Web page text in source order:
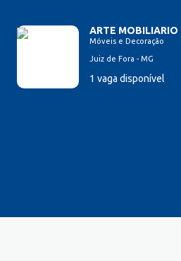
ARTE MOBILIARIO
Móveis e Decoração
Juiz de Fora - MG
1 vaga disponível